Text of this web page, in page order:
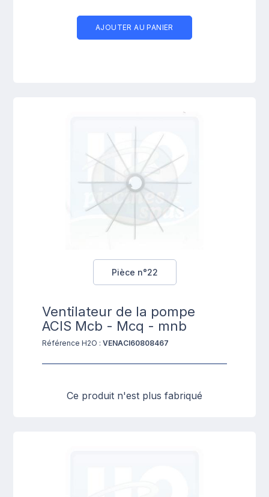
AJOUTER AU PANIER
Pièce n°22
Ventilateur de la pompe
ACIS Mcb - Mcq - mnb
Référence H2O :VENACI60808467
Ce produit n'est plus fabriqué